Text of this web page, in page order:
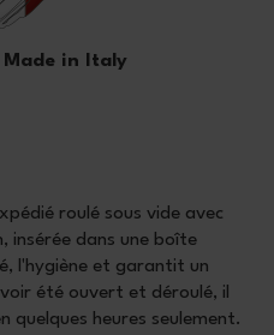
Made in Italy
roulé sous vide avec
insérée dans une boîte
l'hygiène et garantit un
été ouvert et déroulé, il
quelques heures seulement.